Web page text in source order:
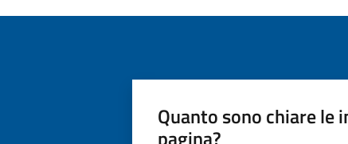
Quanto sono chiare le